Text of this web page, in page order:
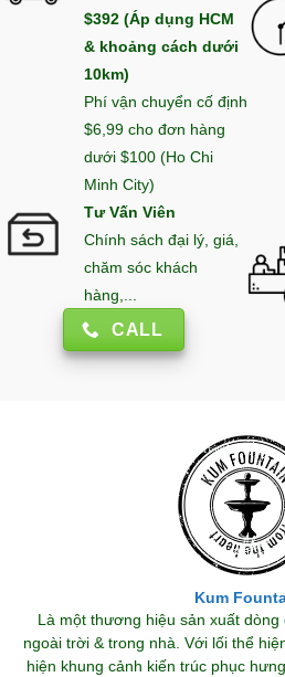
$392 (Áp dụng HCM
& khoảng cách dưới
10km)
Phí vận chuyển cố định
$6,99 cho đơn hàng
dưới $100 (Ho Chi
Minh City)
Tư Vấn Viên
Chính sách đại lý, giá,
chăm sóc khách
hàng,...
CALL
Kum
Là một thương hiệu sản xuất
ngoài trời & trong nhà. Với lối thể
hiện khung cảnh kiến trúc phục